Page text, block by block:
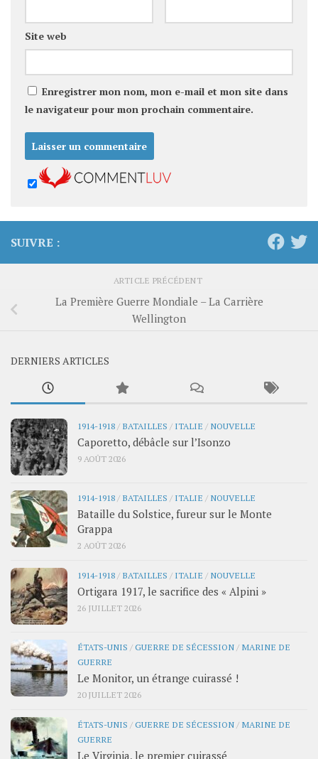
Site web
Enregistrer mon nom, mon e-mail et mon site dans
le navigateur pour mon prochain commentaire.
SUIVRE :
ARTICLE PRÉCÉDENT
La Première Guerre Mondiale – La Carrière
Wellington
DERNIERS ARTICLES
1914-1918/ BATAILLES / ITALIE / NOUVELLE
Caporetto, débâcle sur l’Isonzo
9 AOÛT 2026
1914-1918/ BATAILLES / ITALIE / NOUVELLE
Bataille du Solstice, fureur sur le Monte
Grappa
2 AOÛT 2026
1914-1918/ BATAILLES / ITALIE / NOUVELLE
Ortigara 1917, le sacrifice des « Alpini »
26 JUILLET 2026
ÉTATS-UNIS /GUERRE DE SÉCESSION/ MARINE DE
GUERRE
Le Monitor, un étrange cuirassé !
20 JUILLET 2026
ÉTATS-UNIS /GUERRE DE SÉCESSION/ MARINE DE
GUERRE
Le Virginia, le premier cuirassé